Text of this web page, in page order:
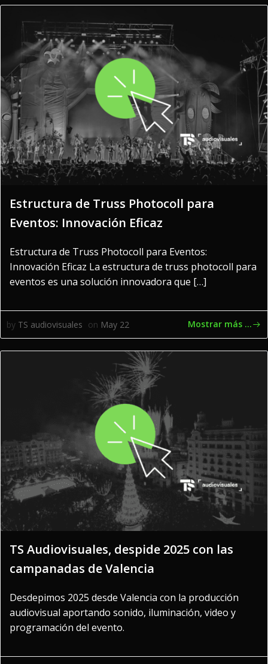
Estructura de Truss Photocoll para
Eventos: Innovación Eficaz
Estructura de Truss Photocoll para Eventos:
Innovación Eficaz La estructura de truss photocoll para
eventos es una solución innovadora que […]
by TS audiovisuales on May 22 Mostrar más ...
TS Audiovisuales, despide 2025 con las
campanadas de Valencia
Desdepimos 2025 desde Valencia con la producción
audiovisual aportando sonido, iluminación, video y
programación del evento.